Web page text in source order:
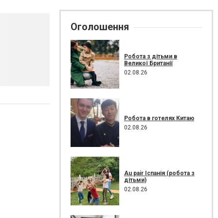
Оголошення
Робота з дітьми в
Великої Британії
02.08.26
Робота в готелях Китаю
02.08.26
Au pair Іспанія (робота з
дітьми)
02.08.26